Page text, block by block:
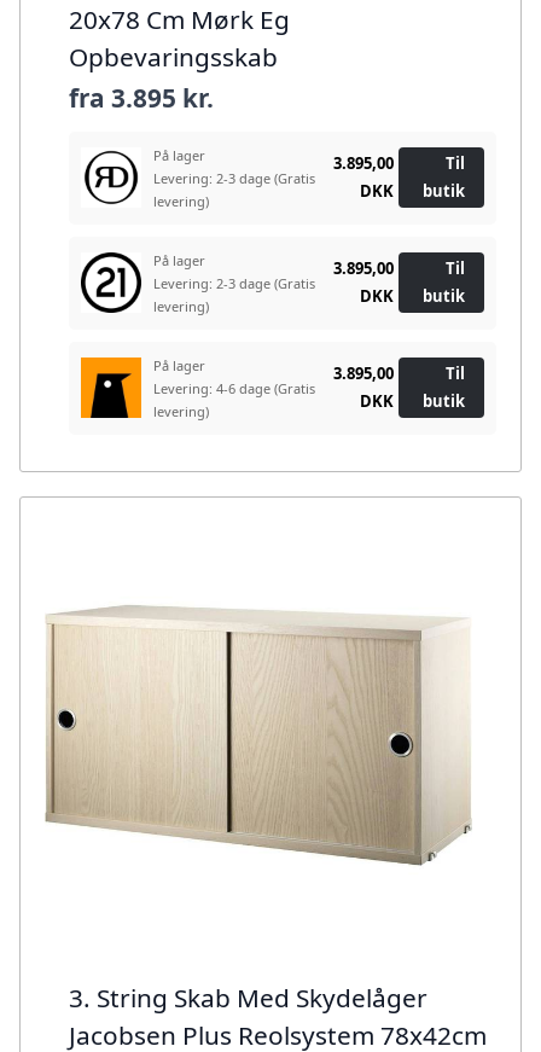
20x78 Cm Mørk Eg
Opbevaringsskab
fra 3.895 kr.
På lager
Levering: 2-3 dage (Gratis
levering)
3.895,00
DKK
Til
butik
På lager
Levering: 2-3 dage (Gratis
levering)
3.895,00
DKK
Til
butik
På lager
Levering: 4-6 dage (Gratis
levering)
3.895,00
DKK
Til
butik
3. String Skab Med Skydelåger
Jacobsen Plus Reolsystem 78x42cm